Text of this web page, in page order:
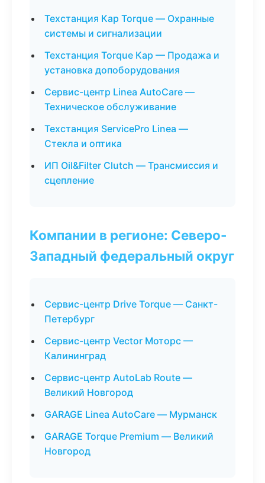
Техстанция Кар Torque — Охранные
системы и сигнализации
Техстанция Torque Кар — Продажа и
установка допоборудования
Сервис-центр Linea AutoCare —
Техническое обслуживание
Техстанция ServicePro Linea —
Стекла и оптика
ИП Oil&Filter Clutch — Трансмиссия и
сцепление
Компании в регионе: Северо-
Западный федеральный округ
Сервис-центр Drive Torque — Санкт-
Петербург
Сервис-центр Vector Моторс —
Калининград
Сервис-центр AutoLab Route —
Великий Новгород
GARAGE Linea AutoCare — Мурманск
GARAGE Torque Premium — Великий
Новгород